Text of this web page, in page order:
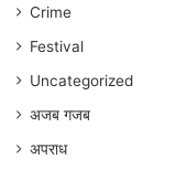
को
बरी
Crime
Festival
Uncategorized
अजब गजब
अपराध